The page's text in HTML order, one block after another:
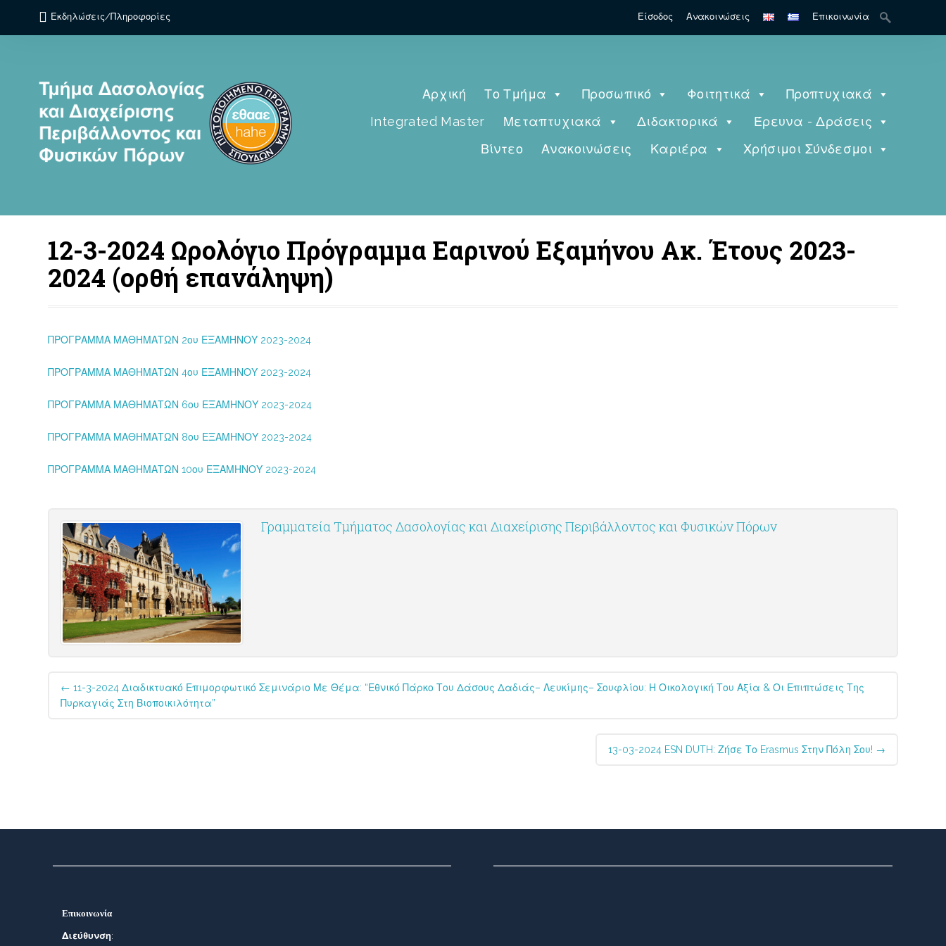
Εκδηλώσεις/Πληροφορίες Είσοδος Ανακοινώσεις Επικοινωνία
Search
for:
Αρχική Το Τμήμα Προσωπικό Φοιτητικά
Προπτυχιακά
Integrated Master
Μεταπτυχιακά Διδακτορικά
Έρευνα - Δράσεις
Βίντεο
Ανακοινώσεις Καριέρα Χρήσιμοι Σύνδεσμοι
12-3-2024 Ωρολόγιο Πρόγραμμα Εαρινού Εξαμήνου Ακ. Έτους 2023-
2024 (ορθή επανάληψη)
ΠΡΟΓΡΑΜΜΑ ΜΑΘΗΜΑΤΩΝ 2ου ΕΞΑΜΗΝΟΥ 2023-2024
ΠΡΟΓΡΑΜΜΑ ΜΑΘΗΜΑΤΩΝ 4ου ΕΞΑΜΗΝΟΥ 2023-2024
ΠΡΟΓΡΑΜΜΑ ΜΑΘΗΜΑΤΩΝ 6ου ΕΞΑΜΗΝΟΥ 2023-2024
ΠΡΟΓΡΑΜΜΑ ΜΑΘΗΜΑΤΩΝ 8ου ΕΞΑΜΗΝΟΥ 2023-2024
ΠΡΟΓΡΑΜΜΑ ΜΑΘΗΜΑΤΩΝ 10ου ΕΞΑΜΗΝΟΥ 2023-2024
Γραμματεία Τμήματος Δασολογίας και Διαχείρισης Περιβάλλοντος και Φυσικών Πόρων
Post
navigation
← 11-3-2024 Διαδικτυακό Επιμορφωτικό Σεμινάριο Με Θέμα: “Εθνικό Πάρκο Του Δάσους Δαδιάς– Λευκίμης– Σουφλίου: Η Οικολογική Του Αξία & Οι Επιπτώσεις Της
Πυρκαγιάς Στη Βιοποικιλότητα”
13-03-2024 ESN DUTH: Ζήσε Το Erasmus Στην Πόλη Σου! →
Επικοινωνία
Διεύθυνση: